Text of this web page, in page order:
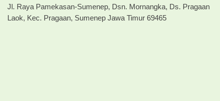
Jl. Raya Pamekasan-Sumenep, Dsn. Mornangka, Ds. Pragaan
Laok, Kec. Pragaan, Sumenep Jawa Timur 69465